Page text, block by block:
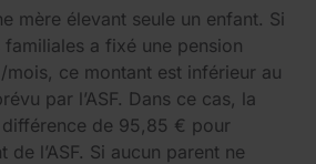
mère élevant seule un enfant. Si
a fixé une pension
mois, ce montant est inférieur au
par l’ASF. Dans ce cas, la
de 95,85 € pour
de l’ASF. Si aucun parent ne